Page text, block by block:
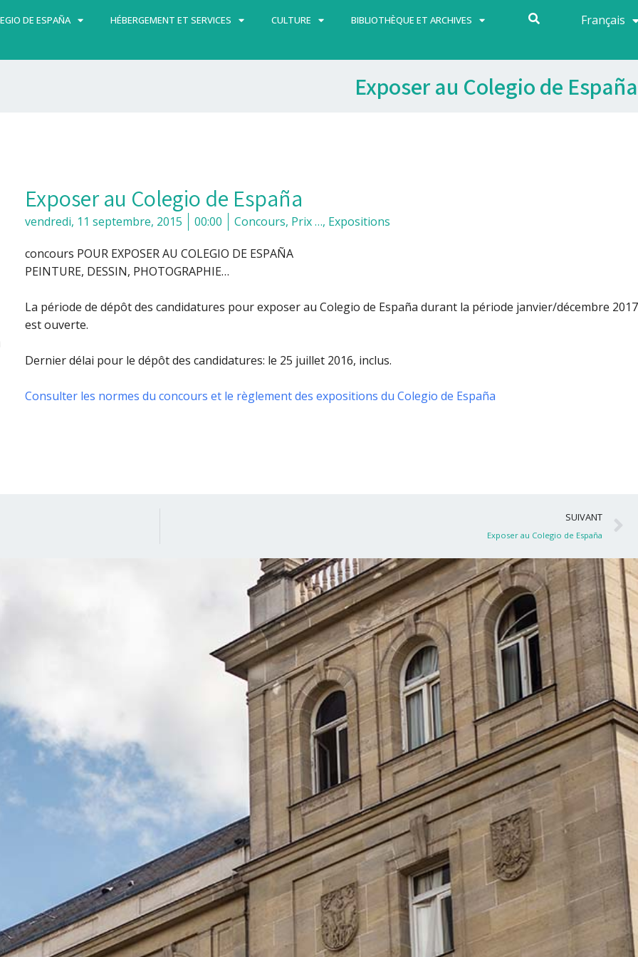
DE ESPAÑA HÉBERGEMENT ET SERVICES CULTURE BIBLIOTHÈQUE ET ARCHIVES Français
Español
Exposer au Colegio de España
Exposer au Colegio de España
vendredi, 11 septembre, 2015 00:00 Concours, Prix …, Expositions
concours POUR EXPOSER AU COLEGIO DE ESPAÑA
PEINTURE, DESSIN, PHOTOGRAPHIE…
La période de dépôt des candidatures pour exposer au Colegio de España durant la période janvier/décembre 2017
est ouverte.
Dernier délai pour le dépôt des candidatures: le 25 juillet 2016, inclus.
Consulter les normes du concours et le règlement des expositions du Colegio de España
SUIVANT
Exposer au Colegio de España